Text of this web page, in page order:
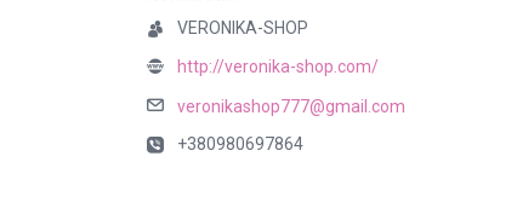
VERONIKA-SHOP
http://veronika-shop.com/
veronikashop777@gmail.com
+380980697864